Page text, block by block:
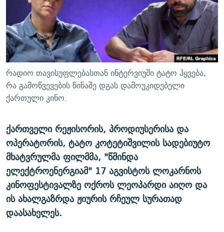
ᲛᲝᲚᲐᲞᲐᲠᲐᲙᲔ ᲢᲔᲥᲡᲢᲔᲑᲘ
ᲨᲘᲜ - ᲣᲪᲮᲝᲔᲗᲨᲘ
ᲚᲘᲢᲔᲠᲐᲢᲣᲠᲣᲚᲘ ᲬᲐᲮᲜᲐᲒᲔᲑᲘ
ᲐᲛᲔᲠᲘᲙᲣᲚᲘ ᲛᲝᲗᲮᲠᲝᲑᲐ
ᲘᲛᲞᲔᲠᲘᲐ ᲓᲐ ᲠᲐᲓᲘᲝ
ᲩᲔᲛᲘ ᲡᲘᲙᲕᲓᲘᲚᲘᲡ ᲛᲘᲖᲔᲖᲘᲐ COVID-19
11 ᲬᲔᲚᲘ - 11 ᲐᲛᲑᲐᲕᲘ
ᲡᲐᲞᲐᲠᲚᲐᲛᲔᲜᲢᲝ ᲐᲠᲩᲔᲕᲜᲔᲑᲘᲡ ᲘᲡᲢᲝᲠᲘᲐ
ᲑᲐᲕᲨᲕᲔᲑᲘ ᲞᲠᲝᲡᲢᲘᲢᲣᲪᲘᲐᲨᲘ - ᲐᲛᲝᲣᲗᲥᲛᲔᲚᲘ ᲐᲛᲑᲐᲕᲘ
5 ᲐᲛᲑᲐᲕᲘ - 20 ᲘᲕᲜᲘᲡᲡ ᲓᲐᲨᲐᲕᲔᲑᲣᲚᲔᲑᲘ
ᲐᲒᲕᲘᲡᲢᲝᲡ ᲝᲛᲘ
ᲒᲐᲛᲝᲘᲬᲔᲠᲔ
რთე/რთ-ის ყველა საიტი
რადიო თავისუფლებასთან ინტერვიუში ტატო ჰყვება,
რა გამოწვევების წინაშე დგას დამოუკიდებელი
ქართული კინო.
ქართველი რეჟისორის, პროდიუსერისა და
ოპერატორის, ტატო კოტეტიშვილის სადებიუტო
მხატვრულმა ფილმმა, "წმინდა
ელექტროენერგიამ" 17 აგვისტოს ლოკარნოს
კინოფესტივალზე ოქროს ლეოპარდი აიღო და
ის ახალგაზრდა ჟიურის რჩეულ სურათად
დაასახელეს.